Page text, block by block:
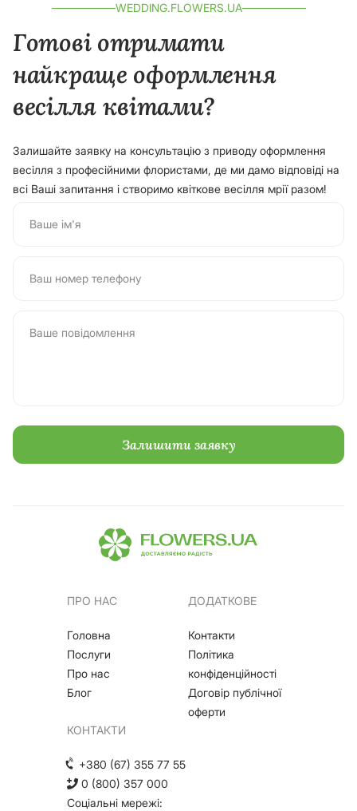
WEDDING.FLOWERS.UA
Готові отримати
найкраще оформлення
весілля квітами?
Залишайте заявку на консультацію з приводу оформлення
весілля з професійними флористами, де ми дамо відповіді на
всі Ваші запитання і створимо квіткове весілля мрії разом!
ПРО НАС
Головна
Послуги
Про нас
Блог
ДОДАТКОВЕ
Контакти
Політика
конфіденційності
Договір публічної
оферти
КОНТАКТИ
+380 (67) 355 77 55
0 (800) 357 000
Соціальні мережі: